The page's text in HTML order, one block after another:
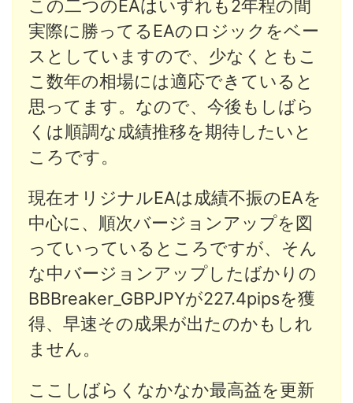
この二つのEAはいずれも2年程の間
実際に勝ってるEAのロジックをベー
スとしていますので、少なくともこ
こ数年の相場には適応できていると
思ってます。なので、今後もしばら
くは順調な成績推移を期待したいと
ころです。
現在オリジナルEAは成績不振のEAを
中心に、順次バージョンアップを図
っていっているところですが、そん
な中バージョンアップしたばかりの
BBBreaker_GBPJPYが227.4pipsを獲
得、早速その成果が出たのかもしれ
ません。
ここしばらくなかなか最高益を更新